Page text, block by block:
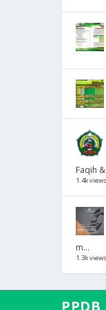
Faqih
1.4k views
m...
1.3k views
PPDB